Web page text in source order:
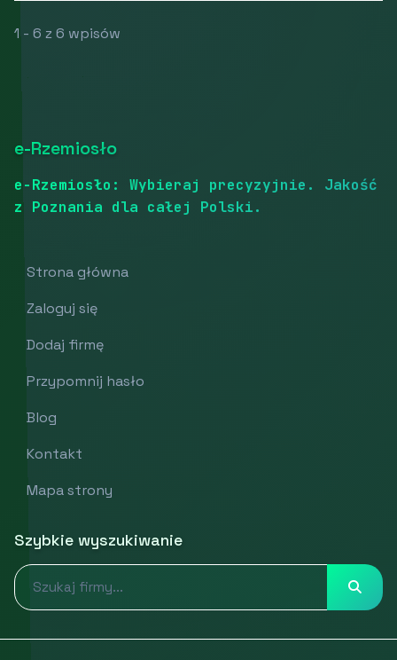
1 - 6 z 6 wpisów
e-Rzemiosło
e-Rzemiosło: Wybieraj precyzyjnie. Jakość
z Poznania dla całej Polski.
Strona główna
Zaloguj się
Dodaj firmę
Przypomnij hasło
Blog
Kontakt
Mapa strony
Szybkie wyszukiwanie